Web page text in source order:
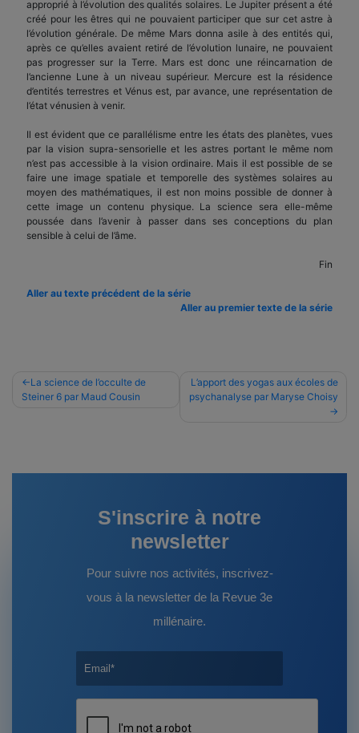
approprié à l’évolution des qualités solaires. Le Jupiter présent a été
créé pour les êtres qui ne pouvaient participer que sur cet astre à
l’évolution générale. De même Mars donna asile à des entités qui,
après ce qu’elles avaient retiré de l’évolution lunaire, ne pouvaient
pas progresser sur la Terre. Mars est donc une réincarnation de
l’ancienne Lune à un niveau supérieur. Mercure est la résidence
d’entités terrestres et Vénus est, par avance, une représentation de
l’état vénusien à venir.
Il est évident que ce parallélisme entre les états des planètes, vues
par la vision supra-sensorielle et les astres portant le même nom
n’est pas accessible à la vision ordinaire. Mais il est possible de se
faire une image spatiale et temporelle des systèmes solaires au
moyen des mathématiques, il est non moins possible de donner à
cette image un contenu physique. La science sera elle-même
poussée dans l’avenir à passer dans ses conceptions du plan
sensible à celui de l’âme.
Fin
Aller au texte précédent de la série
Aller au premier texte de la série
Navigation
de
La science de l’occulte de
Steiner 6 par Maud Cousin
L’apport des yogas aux écoles de
psychanalyse par Maryse Choisy
S'inscrire à notre
newsletter
Pour suivre nos activités, inscrivez-
vous à la newsletter de la Revue 3e
millénaire.